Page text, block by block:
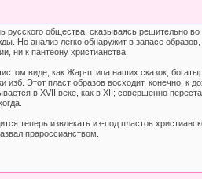
общества, сказываясь решительно во
Но анализ легко обнаружит в запасе
ни к пантеону христианства.
виде, как Жар-птица наших сказок,
Этот пласт образов восходит, конечно, к
в XVII веке, как в XII; совершенно
теперь извлекать из-под пластов
прароссианством.